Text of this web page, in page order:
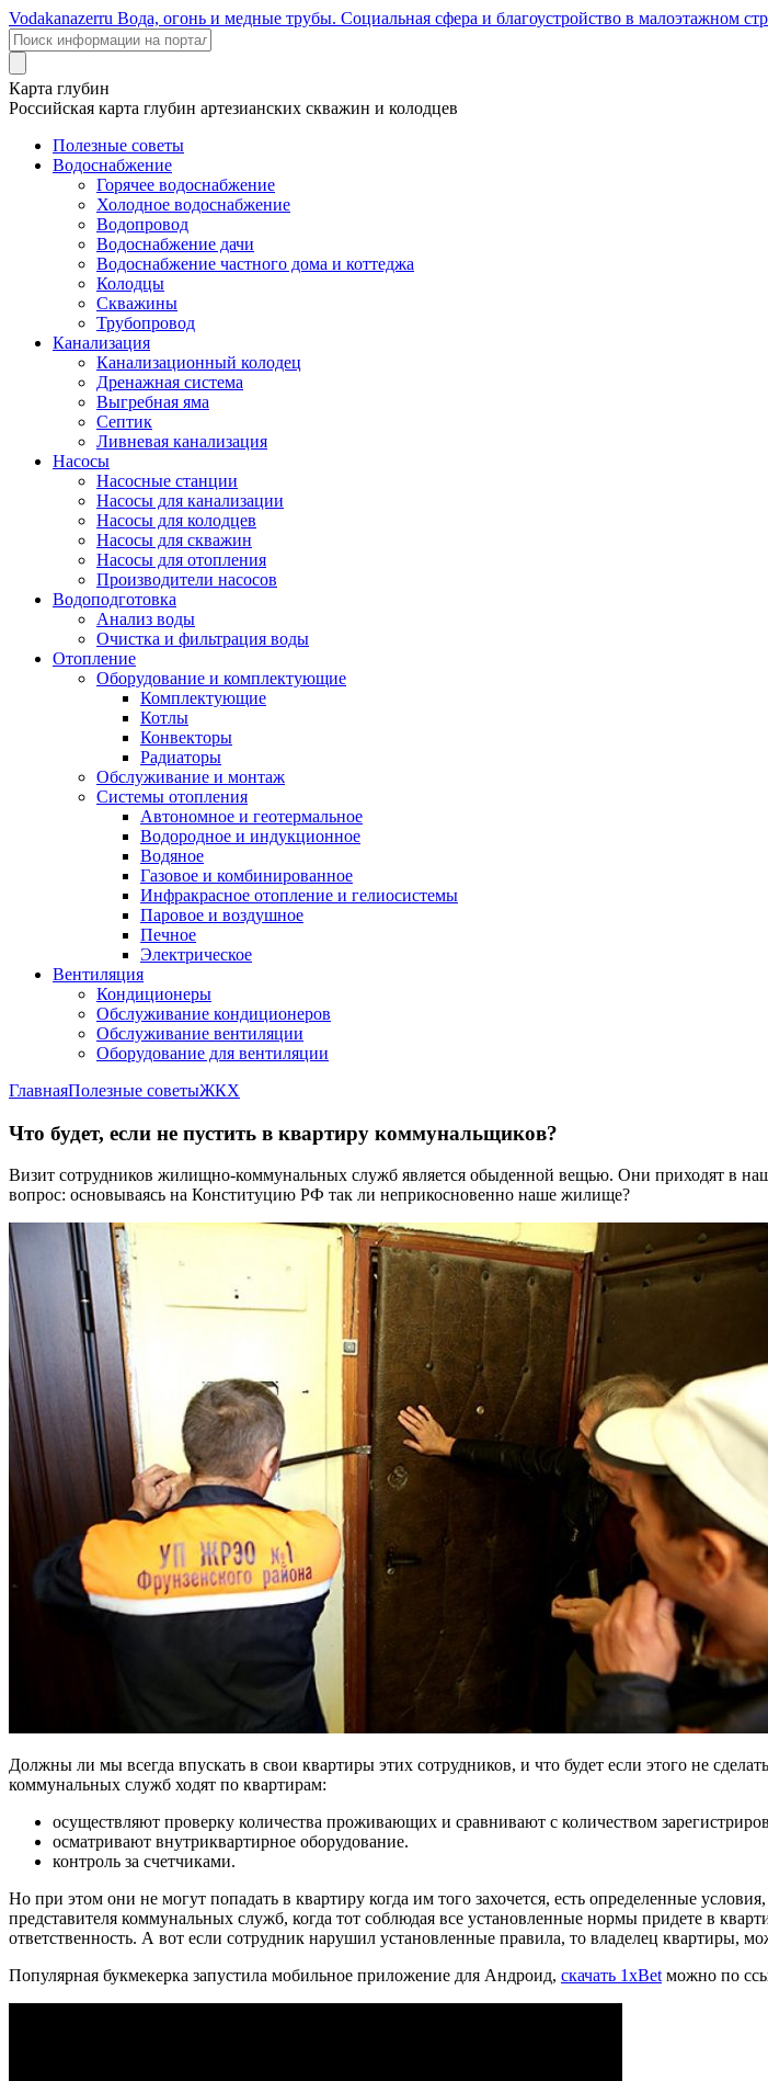
Vodakanazerru Вода, огонь и медные трубы. Социальная сфера и благоустройство в малоэтажном
Карта глубин
Российская карта глубин артезианских скважин и колодцев
Полезные советы
Водоснабжение
Горячее водоснабжение
Холодное водоснабжение
Водопровод
Водоснабжение дачи
Водоснабжение частного дома и коттеджа
Колодцы
Скважины
Трубопровод
Канализация
Канализационный колодец
Дренажная система
Выгребная яма
Септик
Ливневая канализация
Насосы
Насосные станции
Насосы для канализации
Насосы для колодцев
Насосы для скважин
Насосы для отопления
Производители насосов
Водоподготовка
Анализ воды
Очистка и фильтрация воды
Отопление
Оборудование и комплектующие
Комплектующие
Котлы
Конвекторы
Радиаторы
Обслуживание и монтаж
Системы отопления
Автономное и геотермальное
Водородное и индукционное
Водяное
Газовое и комбинированное
Инфракрасное отопление и гелиосистемы
Паровое и воздушное
Печное
Электрическое
Вентиляция
Кондиционеры
Обслуживание кондиционеров
Обслуживание вентиляции
Оборудование для вентиляции
ГлавнаяПолезные советыЖКХ
Что будет, если не пустить в квартиру коммунальщиков?
Визит сотрудников жилищно-коммунальных служб является обыденной вещью. Они приходят в
вопрос: основываясь на Конституцию РФ так ли неприкосновенно наше жилище?
Должны ли мы всегда впускать в свои квартиры этих сотрудников, и что будет если этого не
коммунальных служб ходят по квартирам:
осуществляют проверку количества проживающих и сравнивают с количеством
осматривают внутриквартирное оборудование.
контроль за счетчиками.
Но при этом они не могут попадать в квартиру когда им того захочется, есть определенные
представителя коммунальных служб, когда тот соблюдая все установленные нормы придете в
ответственность. А вот если сотрудник нарушил установленные правила, то владелец квартиры,
Популярная букмекерка запустила мобильное приложение для Андроид, скачать 1xBetможно по